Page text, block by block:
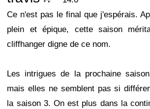
Ce n'est pas le final que j'espérais.
plein et épique, cette saison
cliffhanger digne de ce nom.
Les intrigues de la prochaine
mais elles ne semblent pas si
la saison 3. On est plus dans la